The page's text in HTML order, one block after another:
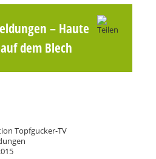
– Haute
dem Blech
Topfgucker-TV